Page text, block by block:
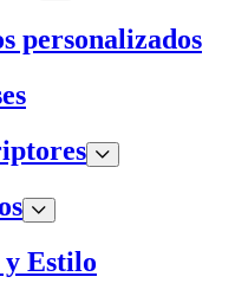
personalizados
y Estilo